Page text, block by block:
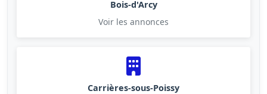
Bois-d'Arcy
Voir les annonces
Carrières-sous-Poissy